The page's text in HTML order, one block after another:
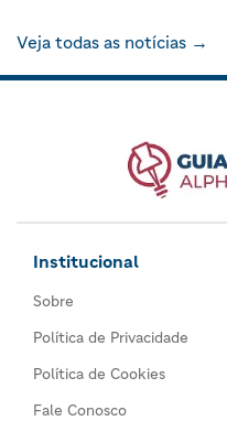
Veja todas as notícias →
Institucional
Sobre
Política de Privacidade
Política de Cookies
Fale Conosco